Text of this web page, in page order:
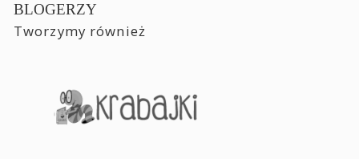
BLOGERZY
Tworzymy również